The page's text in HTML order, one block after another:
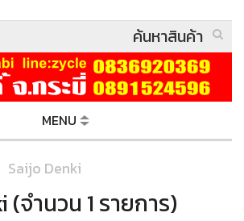
MENU
Saijo Denki
(จำนวน 1 รายการ)